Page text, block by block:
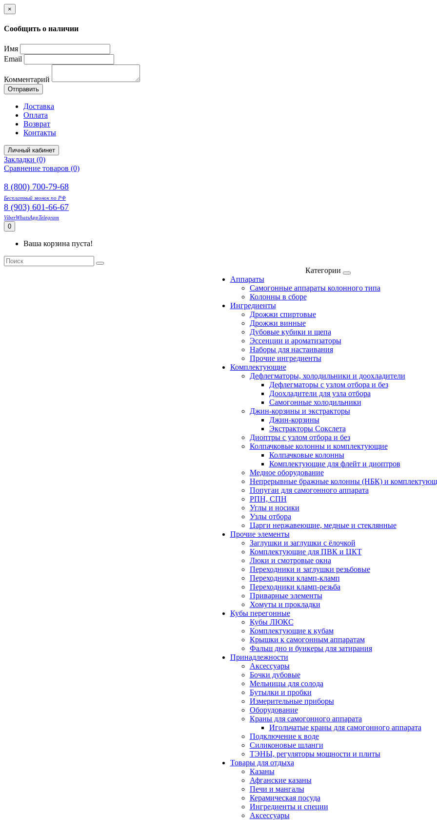
×
Сообщить о наличии
Имя
Email
Комментарий
Отправить
Доставка
Оплата
Возврат
Контакты
Личный кабинет
Закладки (0)
Сравнение товаров (0)
8 (800) 700-79-68
Бесплатный звонок по РФ
8 (903) 601-66-67
ViberWhatsAppTelegram
0
Ваша корзина пуста!
Категории
Аппараты
Самогонные аппараты колонного типа
Колонны в сборе
Ингредиенты
Дрожжи спиртовые
Дрожжи винные
Дубовые кубики и щепа
Эссенции и ароматизаторы
Наборы для настаивания
Прочие ингредиенты
Комплектующие
Дефлегматоры, холодильники и доохладители
Дефлегматоры с узлом отбора и без
Доохладители для узла отбора
Самогонные холодильники
Джин-корзины и экстракторы
Джин-корзины
Экстракторы Сокслета
Диоптры с узлом отбора и без
Колпачковые колонны и комплектующие
Колпачковые колонны
Комплектующие для флейт и диоптров
Медное оборудование
Непрерывные бражные колонны (НБК) и
Попугаи для самогонного аппарата
РПН, СПН
Углы и носики
Узлы отбора
Царги нержавеющие, медные и стеклянные
Прочие элементы
Заглушки и заглушки с ёлочкой
Комплектующие для ПВК и ЦКТ
Люки и смотровые окна
Переходники и заглушки резьбовые
Переходники кламп-кламп
Переходники кламп-резьба
Приварные элементы
Хомуты и прокладки
Кубы перегонные
Кубы ЛЮКС
Комплектующие к кубам
Крышки к самогонным аппаратам
Фальш дно и бункеры для затирания
Принадлежности
Аксессуары
Бочки дубовые
Мельницы для солода
Бутылки и пробки
Измерительные приборы
Оборудование
Краны для самогонного аппарата
Игольчатые краны для самогонного аппарата
Подключение к воде
Силиконовые шланги
ТЭНЫ, регуляторы мощности и плиты
Товары для отдыха
Казаны
Афганские казаны
Печи и мангалы
Керамическая посуда
Ингредиенты и специи
Аксессуары